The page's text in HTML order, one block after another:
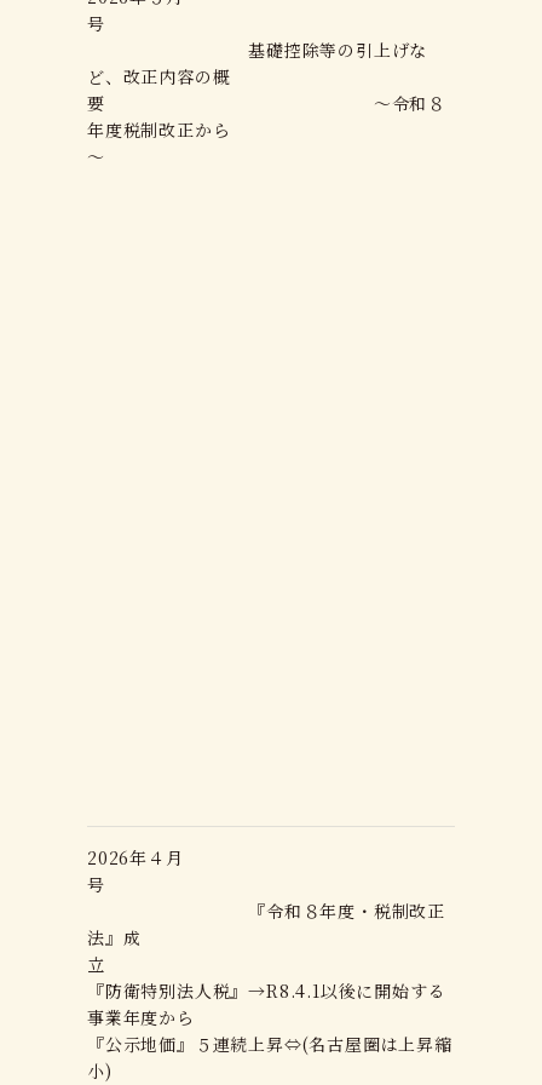
号
基礎控除等の引上げな
ど、改正内容の概
要 ～令和８
年度税制改正から
～
2026年４月
号
『令和８年度・税制改正
法』成
立
『防衛特別法人税』→R8.4.1以後に開始する
事業年度から
『公示地価』５連続上昇⇔(名古屋圏は上昇縮
小)